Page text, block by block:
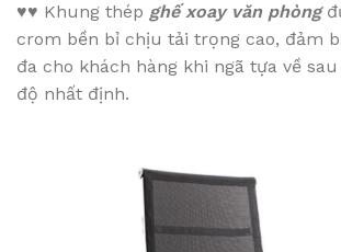
♥♥ Khung thép ghế xoay văn phòng
crom bền bỉ chịu tải trọng cao, đảm
đa cho khách hàng khi ngã tựa về
độ nhất định.